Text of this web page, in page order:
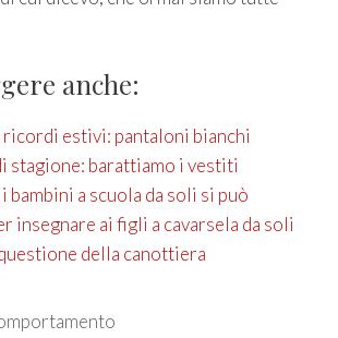
anche:
estivi: pantaloni bianchi
stagione: barattiamo i vestiti
bambini a scuola da soli si può
insegnare ai figli a cavarsela da soli
questione della canottiera